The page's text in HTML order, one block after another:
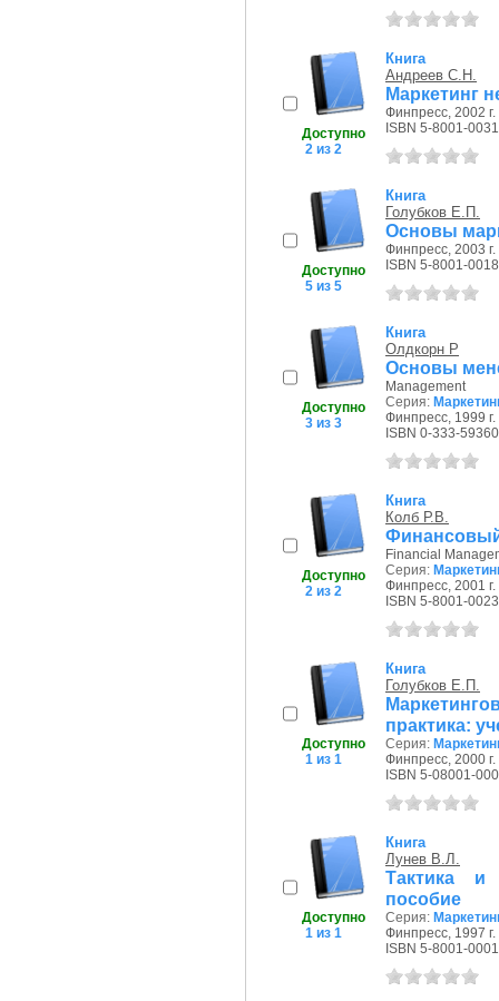
Доступно
2 из 2
Книга
Андреев С.Н.
Маркетинг
Финпресс, 2002 г.
ISBN 5-8001-
Доступно
5 из 5
Книга
Голубков Е.П.
Основы
Финпресс, 2003 г.
ISBN 5-8001-
Доступно
3 из 3
Книга
Олдкорн Р
Основы
Management
Серия:
Финпресс, 1999 г.
ISBN 0-333-
Доступно
2 из 2
Книга
Колб Р.В.
Финансовый
Financial
Серия:
Финпресс, 2001 г.
ISBN 5-8001-
Доступно
1 из 1
Книга
Голубков Е.П.
практика:
Серия:
Финпресс, 2000 г.
ISBN 5-08001-
Доступно
1 из 1
Книга
Лунев В.Л.
Тактика и
пособие
Серия:
Финпресс, 1997 г.
ISBN 5-8001-